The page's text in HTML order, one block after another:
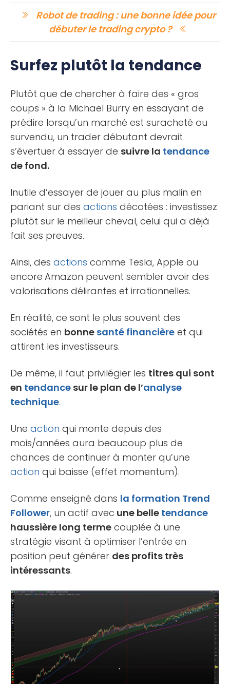
Robot de trading : une bonne idée pour
débuter le trading crypto ?
Surfez plutôt la tendance
Plutôt que de chercher à faire des « gros
coups » à la Michael Burry en essayant de
prédire lorsqu’un marché est suracheté ou
survendu, un trader débutant devrait
s’évertuer à essayer de suivre la tendance
de fond.
Inutile d’essayer de jouer au plus malin en
pariant sur des actions décotées : investissez
plutôt sur le meilleur cheval, celui qui a déjà
fait ses preuves.
Ainsi, des actions comme Tesla, Apple ou
encore Amazon peuvent sembler avoir des
valorisations délirantes et irrationnelles.
En réalité, ce sont le plus souvent des
sociétés en bonne santé financière et qui
attirent les investisseurs.
De même, il faut privilégier les titres qui sont
en tendance sur le plan de l’analyse
technique.
Une action qui monte depuis des
mois/années aura beaucoup plus de
chances de continuer à monter qu’une
action qui baisse (effet momentum).
Comme enseigné dans la formation Trend
Follower, un actif avec une belle tendance
haussière long terme couplée à une
stratégie visant à optimiser l’entrée en
position peut générer des profits très
intéressants.